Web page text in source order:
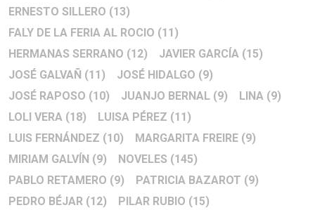
ERNESTO SILLERO (13)
FALY DE LA FERIA AL ROCIO (11)
HERMANAS SERRANO (12) JAVIER GARCÍA (15)
JOSÉ GALVAÑ (11) JOSÉ HIDALGO (9)
JOSÉ RAPOSO (10) JUANJO BERNAL (9) LINA (9)
LOLI VERA (18) LUISA PÉREZ (11)
LUIS FERNÁNDEZ (10) MARGARITA FREIRE (9)
MIRIAM GALVÍN (9) NOVELES (145)
PABLO RETAMERO (9) PATRICIA BAZAROT (9)
PEDRO BÉJAR (12) PILAR RUBIO (15)